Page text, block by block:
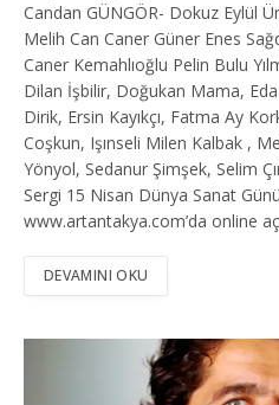
Candan GÜNGÖR- Dokuz Eylül
Melih Can Caner Güner Enes
Caner Kemahlıoğlu Pelin Bulu
Dilan İşbilir, Doğukan Mama, Eda
Dirik, Ersin Kayıkçı, Fatma Ay
Coşkun, Işınseli Milen Kalbak ,
Yönyol, Sedanur Şimşek, Selim
Sergi 15 Nisan Dünya Sanat
www.artantakya.com’da online
DEVAMINI OKU